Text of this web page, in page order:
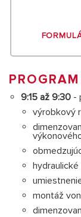
9:15 až 9:30 -
výrobkový
montáž